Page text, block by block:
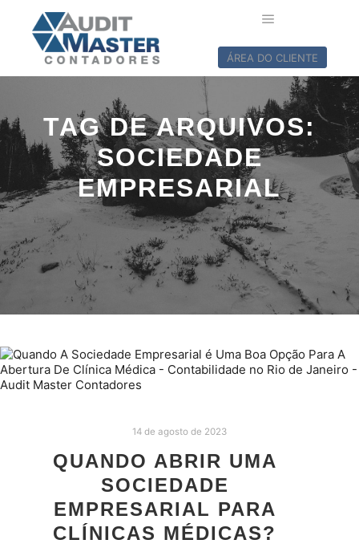
ÁREA DO CLIENTE
TAG DE ARQUIVOS:
SOCIEDADE
EMPRESARIAL
14 de agosto de 2023
QUANDO ABRIR UMA
SOCIEDADE
EMPRESARIAL PARA
CLÍNICAS MÉDICAS?